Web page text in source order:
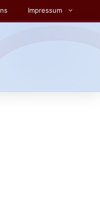
Impressum